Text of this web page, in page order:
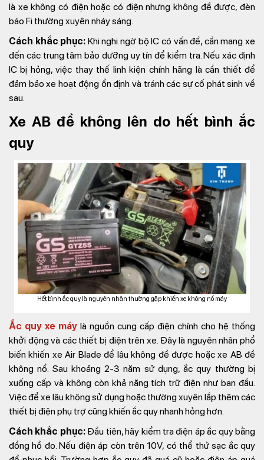
là xe không có điện hoặc có điện nhưng không đề được, đèn
báo Fi thường xuyên nháy sáng.
Cách khắc phục: Khi nghi ngờ bộ IC có vấn đề, cần mang xe
đến các trung tâm bảo dưỡng uy tín để kiểm tra. Nếu xác định
IC bị hỏng, việc thay thế linh kiện chính hãng là cần thiết để
đảm bảo xe hoạt động ổn định và tránh các sự cố phát sinh về
sau.
Xe AB đề không lên do hết bình ắc
quy
Hết bình ắc quy là nguyên nhân thường gặp khiến xe không nổ máy
Ắc quy xe máy là nguồn cung cấp điện chính cho hệ thống
khởi động và các thiết bị điện trên xe. Đây là nguyên nhân phổ
biến khiến xe Air Blade để lâu không đề được hoặc xe AB đề
không nổ. Sau khoảng 2-3 năm sử dụng, ắc quy thường bị
xuống cấp và không còn khả năng tích trữ điện như ban đầu.
Việc để xe lâu không sử dụng hoặc thường xuyên lắp thêm các
thiết bị điện phụ trợ cũng khiến ắc quy nhanh hỏng hơn.
Cách khắc phục:Đầu tiên, hãy kiểm tra điện áp ắc quy bằng
đồng hồ đo. Nếu điện áp còn trên 10V, có thể thử sạc ắc quy